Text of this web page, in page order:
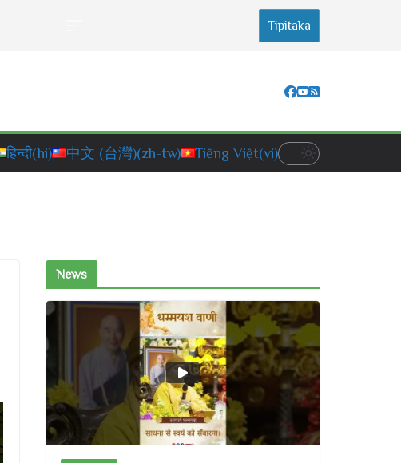
Tipitaka
हिन्दी(hi) 中文 (台灣)(zh-tw) Tiếng Việt(vi)
News